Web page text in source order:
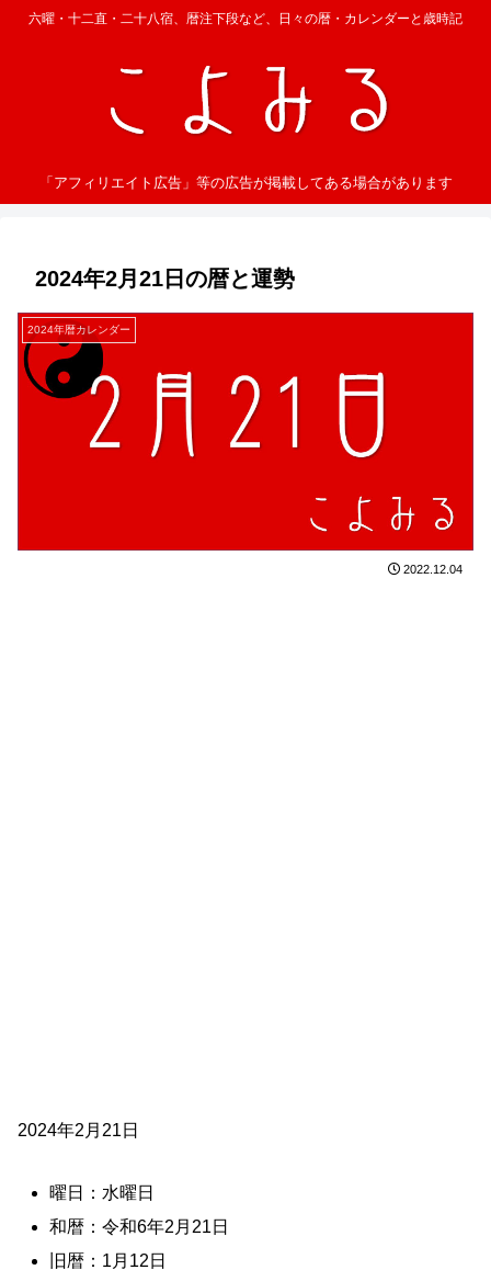
六曜・十二直・二十八宿、暦注下段など、日々の暦・カレンダーと歳時記
「アフィリエイト広告」等の広告が掲載してある場合があります
2024年2月21日の暦と運勢
2024年暦カレンダー
2022.12.04
2024年2月21日
曜日：水曜日
和暦：令和6年2月21日
旧暦：1月12日